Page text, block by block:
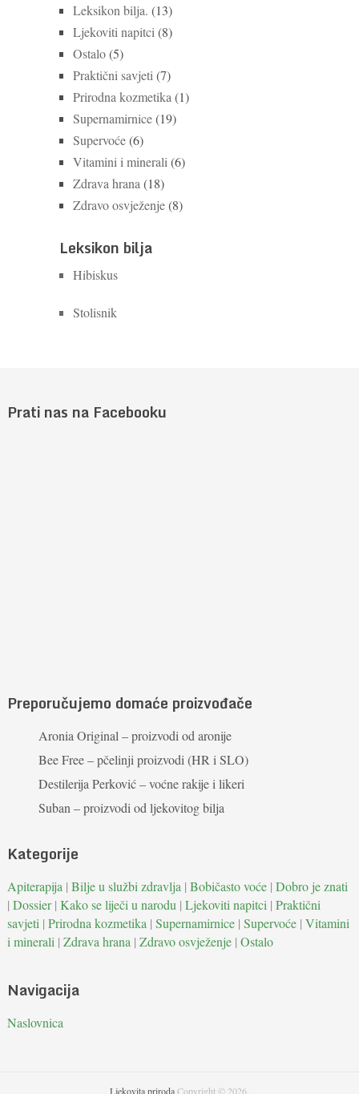
Leksikon bilja. (13)
Ljekoviti napitci (8)
Ostalo(5)
Praktični savjeti (7)
Prirodna kozmetika (1)
Supernamirnice(19)
Supervoće(6)
Vitamini i minerali (6)
Zdrava hrana (18)
Zdravo osvježenje(8)
Leksikon bilja
Hibiskus
Stolisnik
Prati nas na Facebooku
Preporučujemo domaće proizvođače
Aronia Original – proizvodi od aronije
Bee Free – pčelinji proizvodi (HR i SLO)
Destilerija Perković – voćne rakije i likeri
Suban – proizvodi od ljekovitog bilja
Kategorije
Apiterapija | Bilje u službi zdravlja | Bobičasto voće| Dobro je znati
| Dossier| Kako se liječi u narodu | Ljekoviti napitci | Praktični
savjeti | Prirodna kozmetika | Supernamirnice| Supervoće| Vitamini
i minerali | Zdrava hrana | Zdravo osvježenje| Ostalo
Navigacija
Naslovnica
Ljekovita prirodaCopyright © 2026.